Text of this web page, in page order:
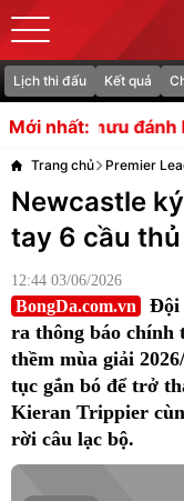
Lịch thi đấu Kết quả
Mới nhất:
Messi và bám
Trang chủ Premier
Newcastle
tay 6 cầu thủ
12:44 03/06/2026
BongDa.com.vn
Đội
ra thông báo
thềm mùa giải
tục gắn bó để trở
Kieran Trippier
rời câu lạc bộ.